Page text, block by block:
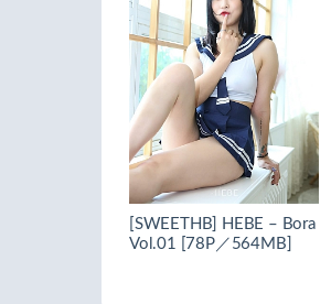
[SWEETHB] HEBE – Bora
Vol.01 [78P／564MB]